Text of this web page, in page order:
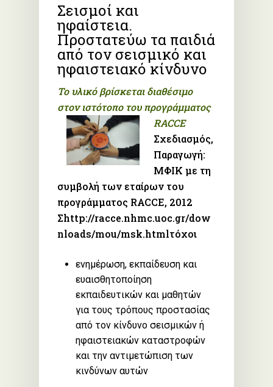
Σεισμοί και
ηφαίστεια.
Προστατεύω τα παιδιά
από τον σεισμικό και
ηφαιστειακό κίνδυνο
Το υλικό βρίσκεται διαθέσιμο
στον ιστότοπο του προγράμματος
RACCE
Σχεδιασμός,
Παραγωγή:
ΜΦΙΚ με τη
συμβολή των εταίρων του
προγράμματος RACCE, 2012
Σhttp://racce.nhmc.uoc.gr/dow
nloads/mou/msk.htmlτόχοι
ενημέρωση, εκπαίδευση και
ευαισθητοποίηση
εκπαιδευτικών και μαθητών
για τους τρόπους προστασίας
από τον κίνδυνο σεισμικών ή
ηφαιστειακών καταστροφών
και την αντιμετώπιση των
κινδύνων αυτών